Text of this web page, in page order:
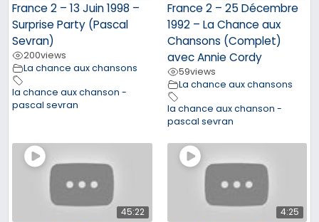
France 2 – 13 Juin 1998 –
Surprise Party (Pascal
Sevran)
200views
La chance aux chansons
la chance aux chanson -
pascal sevran
France 2 – 25 Décembre
1992 – La Chance aux
Chansons (Complet)
avec Annie Cordy
59views
La chance aux chansons
la chance aux chanson -
pascal sevran
45:22 4:25